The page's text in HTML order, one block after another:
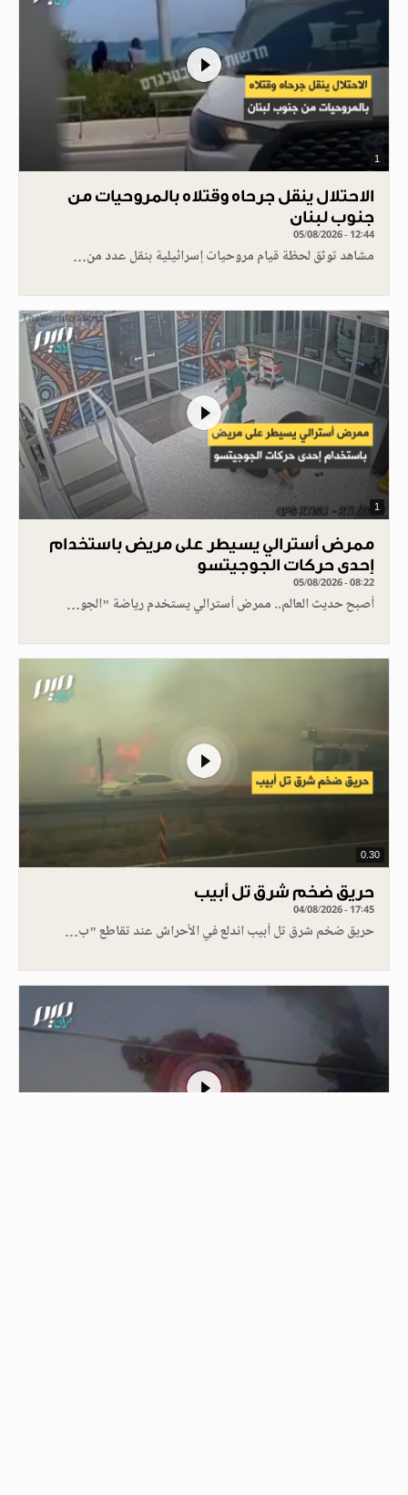
1
الاحتلال ينقل جرحاه وقتلاه بالمروحيات من
جنوب لبنان
05/08/2026 - 12:44
مشاهد توثق لحظة قيام مروحيات إسرائيلية بنقل عدد من…
1
ممرض أسترالي يسيطر على مريض باستخدام
إحدى حركات الجوجيتسو
05/08/2026 - 08:22
أصبح حديث العالم.. ممرض أسترالي يستخدم رياضة "الجو…
0.30
حريق ضخم شرق تل أبيب
04/08/2026 - 17:45
حريق ضخم شرق تل أبيب اندلع في الأحراش عند تقاطع "ب…